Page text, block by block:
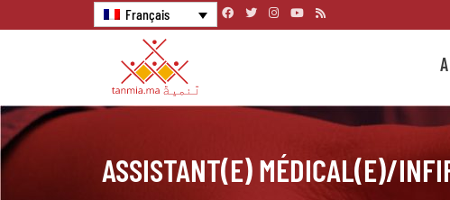
Français
ASSISTANT(E) MÉDICAL(E)/